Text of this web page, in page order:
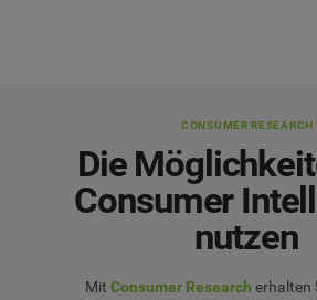
CONSUMER RESEARCH
Die
Consumer
nutzen
Mit Consumer Research erhalten